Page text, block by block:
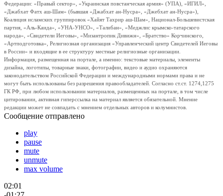
Федерации: «Правый сектор», «Украинская повстанческая армия» (УПА), «ИГИЛ»,
«Джабхат Фатх аш-Шам» (бывшая «Джабхат ан-Нусра», «Джебхат ан-Нусра»),
Коалиция исламских группировок «Хайят Тахрир аш-Шам», Национал-Большевистская
партия, «Аль-Каида», «УНА-УНСО», «Талибан», «Меджлис крымско-татарского
народа», «Свидетели Иеговы», «Мизантропик Дивижн», «Братство» Корчинского,
«Артподготовка», Религиозная организация «Управленческий центр Свидетелей Иеговы
в России» и входящие в ее структуру местные религиозные организации.
Информация, размещенная на портале, а именно: текстовые материалы, элементы
дизайна, логотипы, товарные знаки, фотографии, видео и аудио охраняются
законодательством Российской Федерации и международными нормами права и не
могут быть использованы без разрешения правообладателей. Согласно ст.ст. 1274,1275
ГК РФ, при любом использовании материалов, размещенных на портале, в том числе
цитировании, активная гиперссылка на материал является обязательной. Мнение
редакции может не совпадать с мнением отдельных авторов и колумнистов.
Сообщение отправлено
play
pause
mute
unmute
max volume
02:01